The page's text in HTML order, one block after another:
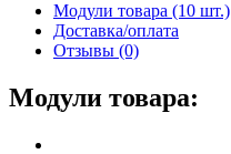
Модули товара (10 шт.)
Доставка/оплата
Отзывы (0)
Модули товара: